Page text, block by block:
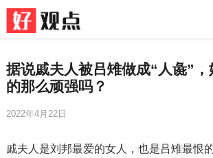
据说戚夫人被吕雉做成“人彘”
的那么顽强吗？
2022年4月22日
戚夫人是刘邦最爱的女人，也是吕雉最恨